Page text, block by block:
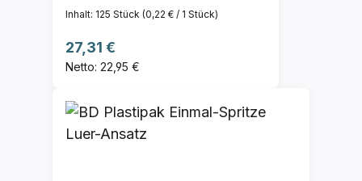
Inhalt: 125 Stück (0,22 € / 1 Stück)
Regulärer Preis:
27,31 €
Netto: 22,95 €